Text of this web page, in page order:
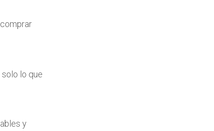
lo que
y